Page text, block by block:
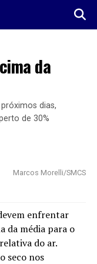
da
dias,
de 30%
Marcos Morelli/SMCS
enfrentar
da média para o
do ar.
seco nos